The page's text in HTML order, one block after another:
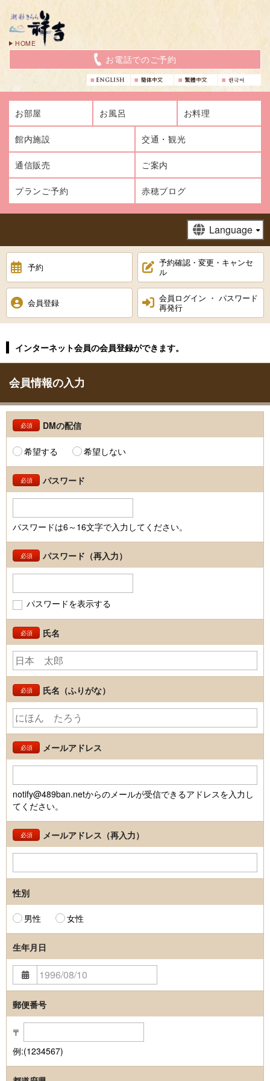
HOME
お電話でのご予約
お部屋 お風呂 お料理
館内施設 交通・観光
通信販売 ご案内
プランご予約 赤穂ブログ
予約
予約確認・変更・キャンセ
ル
会員登録
会員ログイン ・ パスワード
再発行
インターネット会員の会員登録ができます。
会員情報の入力
必須 DMの配信
希望する 希望しない
必須 パスワード
パスワードは6～16文字で入力してください。
必須 パスワード（再入力）
パスワードを表示する
必須 氏名
必須 氏名（ふりがな）
必須 メールアドレス
notify@489ban.netからのメールが受信できるアドレスを入力し
てください。
必須 メールアドレス（再入力）
性別
男性 女性
生年月日
郵便番号
〒
例:(1234567)